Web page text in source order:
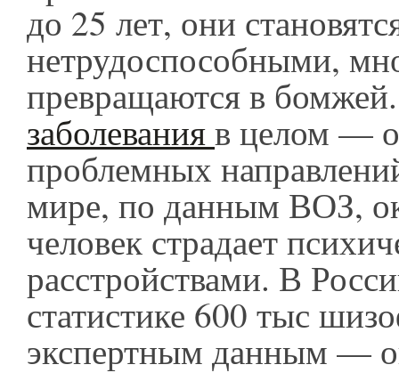
до 25 лет, они
нетрудоспособными,
превращаются в
заболеванияв целом —
проблемных
мире, по данным ВОЗ,
человек страдает
расстройствами. В
статистике 600 тыс
экспертным данным —